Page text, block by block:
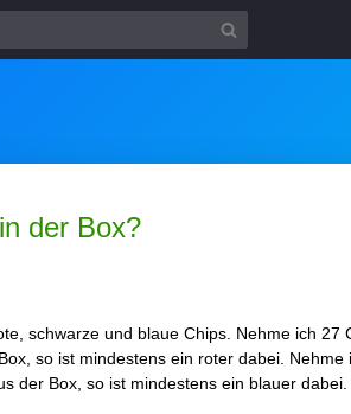
der Box?
schwarze und blaue Chips. Nehme ich
so ist mindestens ein roter dabei.
der Box, so ist mindestens ein blauer dabei.